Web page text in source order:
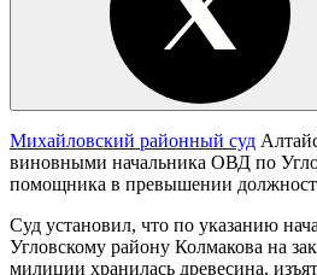
Михайловский районный суд
виновными начальника ОВД по
помощника в превышении
Суд установил, что по указанию
Угловскому району Колмакова на
милиции хранилась древесина,